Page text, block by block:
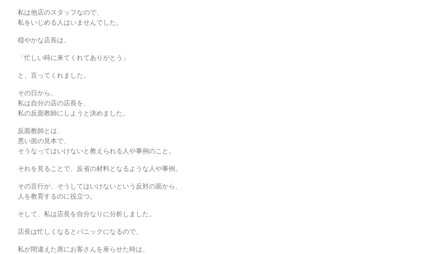
私は他店のスタッフなので、
私をいじめる人はいませんでした。
穏やかな店長は、
「忙しい時に来てくれてありがとう」
と、言ってくれました。
その日から、
私は自分の店の店長を、
私の反面教師にしようと決めました。
反面教師とは、
悪い面の見本で、
そうなってはいけないと教えられる人や事例のこと。
それを見ることで、反省の材料となるような人や事例。
その言行が、そうしてはいけないという反対の面から、
人を教育するのに役立つ。
そして、私は店長を自分なりに分析しました。
店長は忙しくなるとパニックになるので、
私が間違えた席にお客さんを座らせた時は、